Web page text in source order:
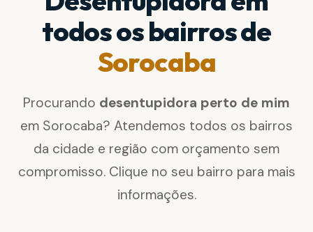
todos os bairros de
Sorocaba
Procurando desentupidora perto de mim
em Sorocaba? Atendemos todos os bairros
da cidade e região com orçamento sem
compromisso. Clique no seu bairro para mais
informações.